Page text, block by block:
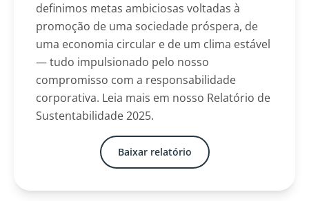
definimos metas ambiciosas voltadas à
promoção de uma sociedade próspera, de
uma economia circular e de um clima estável
— tudo impulsionado pelo nosso
compromisso com a responsabilidade
corporativa. Leia mais em nosso Relatório de
Sustentabilidade 2025.
Baixar relatório